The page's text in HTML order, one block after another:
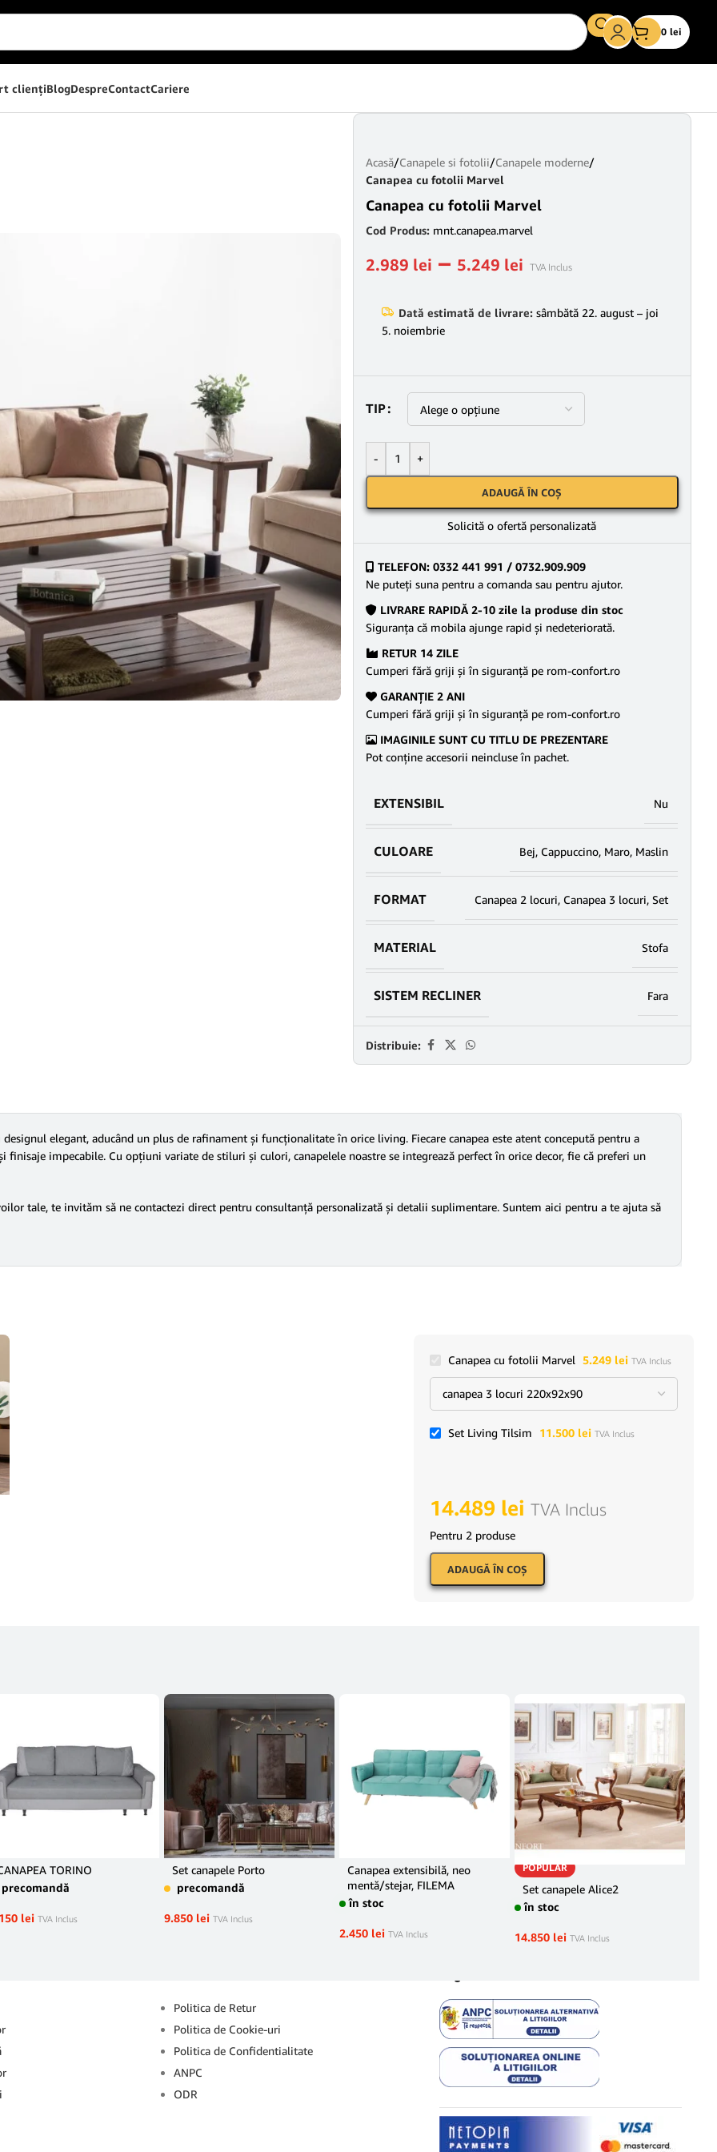
0 lei
clienţiBlogDespreContactCariere
Acasă/Canapele si fotolii/Canapele moderne/
Canapea cu fotolii Marvel
Canapea cu fotolii Marvel
Cod Produs: mnt.canapea.marvel
2.989 lei – 5.249 lei TVA Inclus
Dată estimată de livrare: sâmbătă 22. august – joi
5. noiembrie
TIP
- +
ADAUGĂ ÎN COȘ
Solicită o ofertă personalizată
TELEFON: 0332 441 991 / 0732.909.909
Ne puteţi suna pentru a comanda sau pentru ajutor.
LIVRARE RAPIDĂ 2-10 zile la produse din stoc
Siguranţa că mobila ajunge rapid şi nedeteriorată.
RETUR 14 ZILE
Cumperi fără griji şi în siguranţă pe rom-confort.ro
GARANŢIE 2 ANI
Cumperi fără griji şi în siguranţă pe rom-confort.ro
IMAGINILE SUNT CU TITLU DE PREZENTARE
Pot conține accesorii neincluse în pachet.
EXTENSIBIL Nu
CULOARE Bej, Cappuccino, Maro, Maslin
FORMAT Canapea 2 locuri, Canapea 3 locuri, Set
MATERIAL Stofa
SISTEM RECLINER Fara
Distribuie:
elegant, aducând un plus de rafinament și funcționalitate în orice living. Fiecare canapea este atent concepută pentru a
impecabile. Cu opțiuni variate de stiluri și culori, canapelele noastre se integrează perfect în orice decor, fie că preferi un
tale, te invităm să ne contactezi direct pentru consultanță personalizată și detalii suplimentare. Suntem aici pentru a te ajuta să
Canapea cu fotolii Marvel 5.249 lei TVA Inclus
Set Living Tilsim 11.500 lei TVA Inclus
14.489 lei TVA Inclus
Pentru 2 produse
ADAUGĂ ÎN COŞ
TORINO
precomandă
lei TVA Inclus
Set canapele Porto
precomandă
9.850 lei TVA Inclus
Canapea extensibilă, neo
mentă/stejar, FILEMA
în stoc
2.450 lei TVA Inclus
POPULAR
Set canapele Alice2
în stoc
14.850 lei TVA Inclus
Politica de Retur
Politica de Cookie-uri
Politica de Confidentialitate
ANPC
ODR